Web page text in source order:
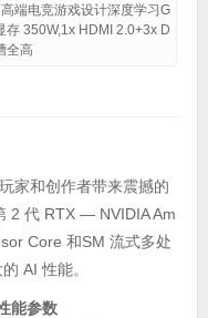
端电竞游戏设计深度学习G
350W,1x HDMI 2.0+3x D
全高
家和创作者带来震撼的
2 代 RTX — NVIDIA Am
Core 和SM 流式多处
AI 性能。
能参数